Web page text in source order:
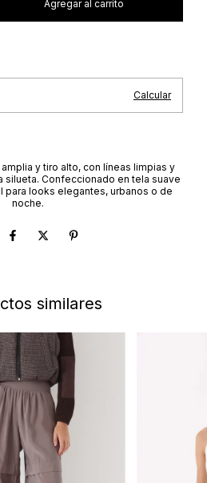
Calcular
y tiro alto, con líneas limpias y
silueta. Confeccionado en tela suave
para looks elegantes, urbanos o de
noche.
similares